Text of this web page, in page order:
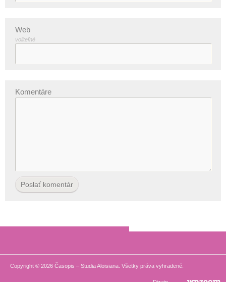
Web
voliteľné
Komentáre
Copyright © 2026 Časopis – Studia Aloisiana. Všetky práva vyhradené.